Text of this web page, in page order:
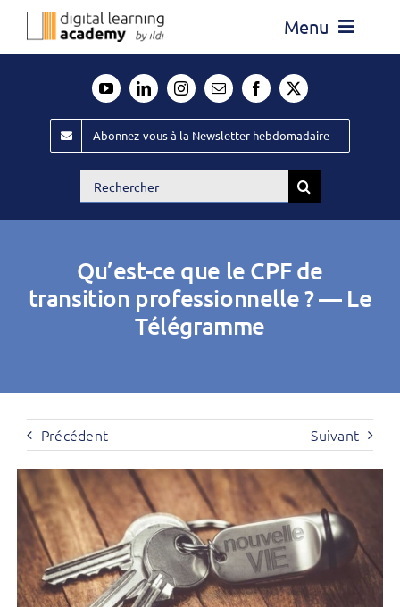
Passer
Menu
Évènements ILDI
Offres d’emploi
Abonnez-vous à la Newsletter hebdomadaire
Rechercher:
Qu’est-ce que le CPF de
transition professionnelle ? — Le
Télégramme
Précédent Suivant